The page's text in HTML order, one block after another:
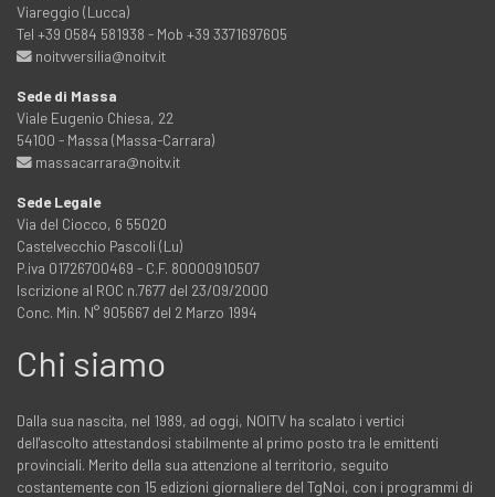
Viareggio (Lucca)
Tel +39 0584 581938 - Mob +39 3371697605
noitvversilia@noitv.it
Sede di Massa
Viale Eugenio Chiesa, 22
54100 - Massa (Massa-Carrara)
massacarrara@noitv.it
Sede Legale
Via del Ciocco, 6 55020
Castelvecchio Pascoli (Lu)
P.iva 01726700469 - C.F. 80000910507
Iscrizione al ROC n.7677 del 23/09/2000
Conc. Min. N° 905667 del 2 Marzo 1994
Chi siamo
Dalla sua nascita, nel 1989, ad oggi, NOITV ha scalato i vertici
dell'ascolto attestandosi stabilmente al primo posto tra le emittenti
provinciali. Merito della sua attenzione al territorio, seguito
costantemente con 15 edizioni giornaliere del TgNoi, con i programmi di